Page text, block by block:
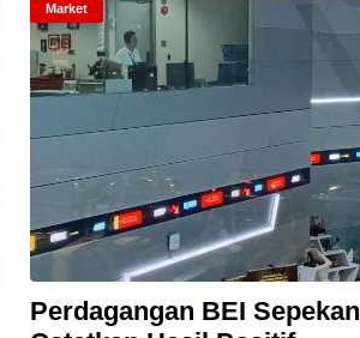
Market
Perdagangan BEI Sepekan